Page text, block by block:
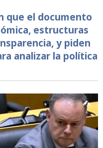
que el documento
estructuras
y piden
analizar la política